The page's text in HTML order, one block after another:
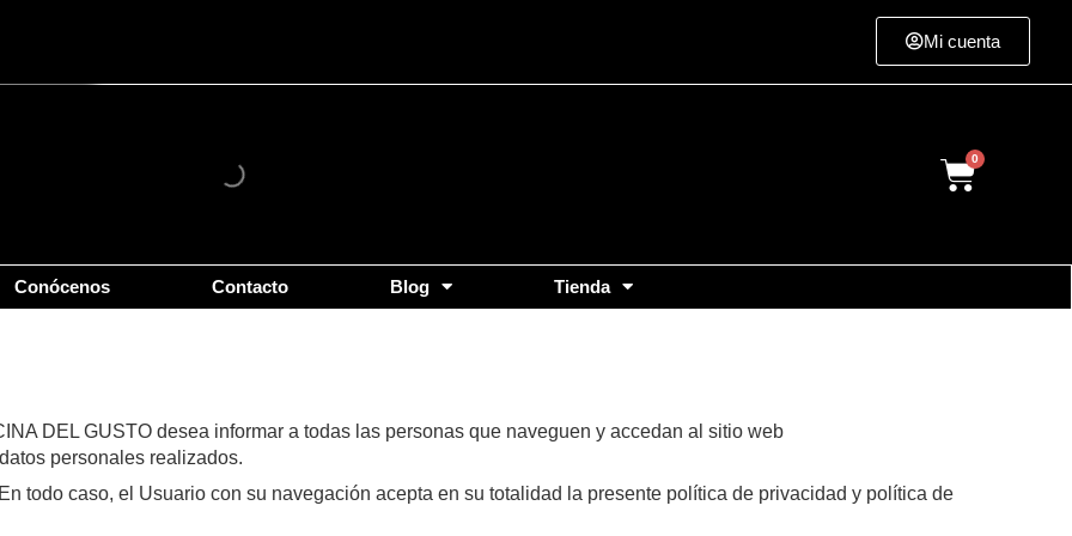
Mi cuenta
Cart
Conócenos Contacto Blog Tienda
DEL GUSTO desea informar a todas las personas que naveguen y accedan al sitio web
personales realizados.
todo caso, el Usuario con su navegación acepta en su totalidad la presente política de privacidad y política de